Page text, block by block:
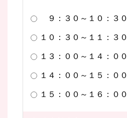
９：３０～１０：３０
１０：３０～１１：３０
１３：００～１４：００
１４：００～１５：００
１５：００～１６：００